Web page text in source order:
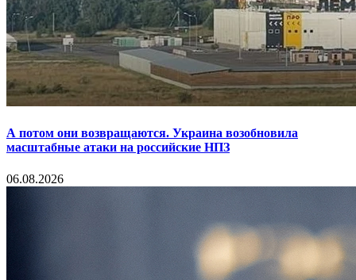
А потом они возвращаются. Украина возобновила
масштабные атаки на российские НПЗ
06.08.2026